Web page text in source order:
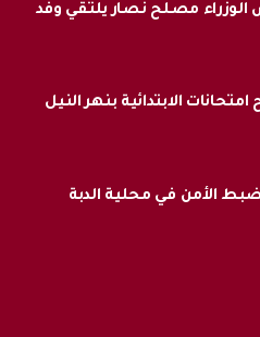
مصلح نصار يلتقي وفد
الابتدائية بنهر النيل
الأمن في محلية الدبة